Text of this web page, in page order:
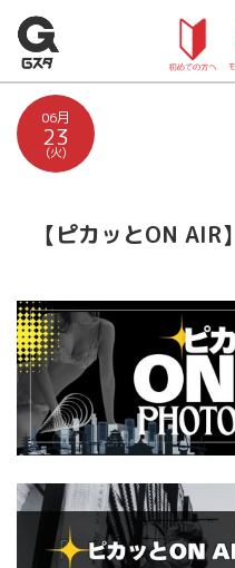
06月
23
(火)
【ピカッとON